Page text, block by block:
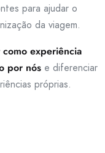
para ajudar o
da viagem.
experiência
por nós e diferenciar
próprias.